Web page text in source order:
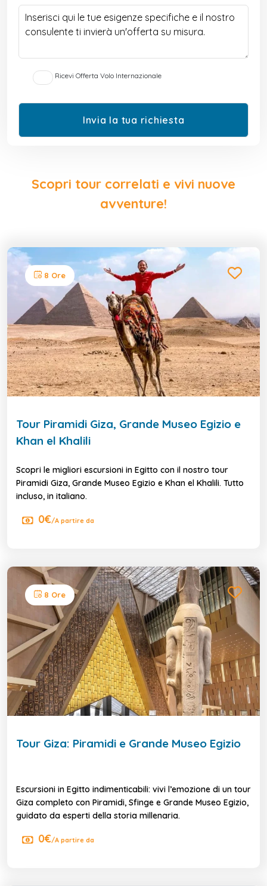
Ricevi Offerta Volo Internazionale
Scopri tour correlati e vivi nuove
avventure!
8 Ore
Tour Piramidi Giza, Grande Museo Egizio e
Khan el Khalili
Scopri le migliori escursioni in Egitto con il nostro tour
Piramidi Giza, Grande Museo Egizio e Khan el Khalili. Tutto
incluso, in italiano.
0€/A partire da
8 Ore
Tour Giza: Piramidi e Grande Museo Egizio
Escursioni in Egitto indimenticabili: vivi l’emozione di un tour
Giza completo con Piramidi, Sfinge e Grande Museo Egizio,
guidato da esperti della storia millenaria.
0€/A partire da